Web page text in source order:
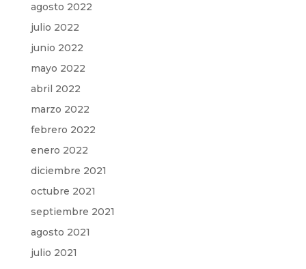
agosto 2022
julio 2022
junio 2022
mayo 2022
abril 2022
marzo 2022
febrero 2022
enero 2022
diciembre 2021
octubre 2021
septiembre 2021
agosto 2021
julio 2021